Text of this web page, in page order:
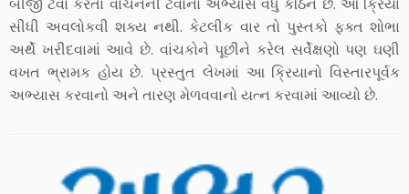
સીધી અવલોકવી શક્ય નથી. કેટલીક વાર તો પુસ્તકો ફક્ત શોભા
અર્થે ખરીદવામાં આવે છે. વાંચકોને પૂછીને કરેલ સર્વેક્ષણો પણ ઘણી
વખત ભ્રામક હોય છે. પ્રસ્તુત લેખમાં આ ક્રિયાનો વિસ્તારપૂર્વક
અભ્યાસ કરવાનો અને તારણ મેળવવાનો યત્ન કરવામાં આવ્યો છે.